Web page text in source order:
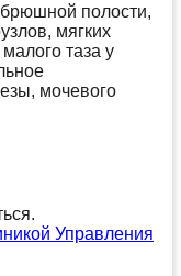
полости,
мягких
таза у
мочевого
Управления